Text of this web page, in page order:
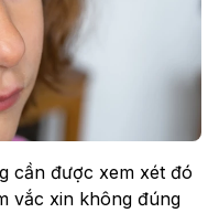
cần được xem xét đó
vắc xin không đúng